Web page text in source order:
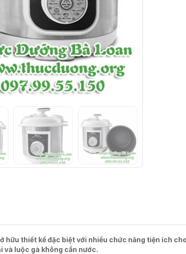
hữu thiết kế đặc biệt với nhiều chức năng tiện ích
và luộc gà không cần nước.